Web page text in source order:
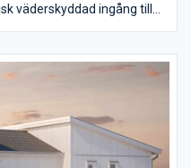
väderskyddad ingång till
rymliga köket med
från barnens avdelning
allrummet. Man blir
samt bad, wc, klädvård,
får plats på endast dryga
så är det.